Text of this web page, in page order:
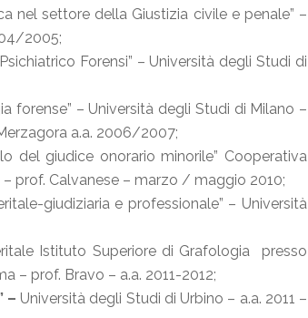
nel settore della Giustizia civile e penale” –
2005;
Forensi” – Università degli Studi di
forense” – Università degli Studi di Milano –
a.a. 2006/2007;
del giudice onorario minorile” Cooperativa
prof. Calvanese – marzo / maggio 2010;
giudiziaria e professionale” – Università
Istituto Superiore di Grafologia presso
– prof. Bravo – a.a. 2011-2012;
– Università degli Studi di Urbino – a.a. 2011 –